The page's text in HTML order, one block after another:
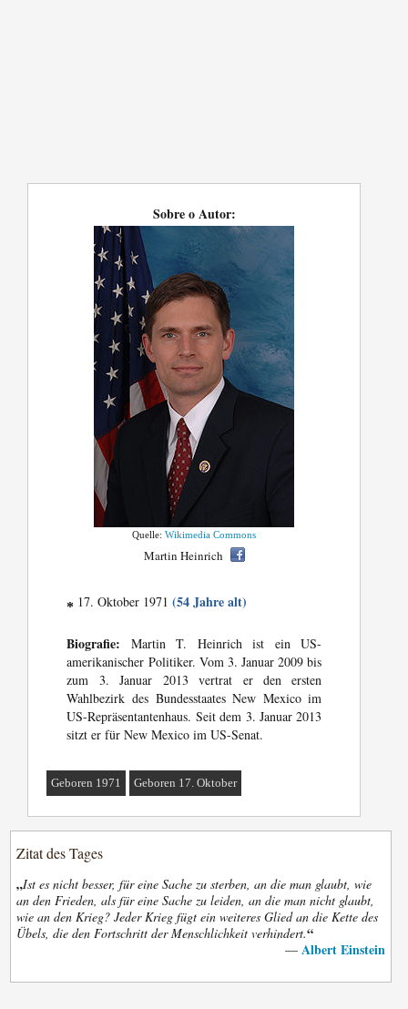
Sobre o Autor:
Quelle:Wikimedia Commons
Martin Heinrich
* 17. Oktober 1971(54 Jahre alt)
Biografie: Martin T. Heinrich ist ein US-
amerikanischer Politiker. Vom 3. Januar 2009 bis
zum 3. Januar 2013 vertrat er den ersten
Wahlbezirk des Bundesstaates New Mexico im
US-Repräsentantenhaus. Seit dem 3. Januar 2013
sitzt er für New Mexico im US-Senat.
Geboren 1971 Geboren 17. Oktober
Zitat des Tages
„Ist es nicht besser, für eine Sache zu sterben, an die man glaubt, wie
an den Frieden, als für eine Sache zu leiden, an die man nicht glaubt,
wie an den Krieg? Jeder Krieg fügt ein weiteres Glied an die Kette des
Übels, die den Fortschritt der Menschlichkeit verhindert.“
— Albert Einstein